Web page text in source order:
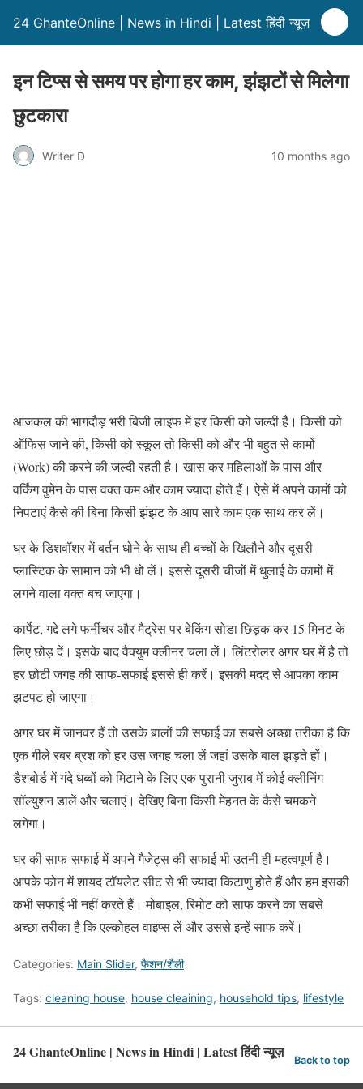
24 GhanteOnline | News in Hindi | Latest हिंदी न्यूज़
इन टिप्स से समय पर होगा हर काम, झंझटों से मिलेगा
छुटकारा
Writer D 10 months ago
आजकल की भागदौड़ भरी बिजी लाइफ में हर किसी को जल्दी है। किसी को
ऑफिस जाने की, किसी को स्कूल तो किसी को और भी बहुत से कामों
(Work) की करने की जल्दी रहती है। खास कर महिलाओं के पास और
वर्किंग वुमेन के पास वक्त कम और काम ज्यादा होते हैं। ऐसे में अपने कामों को
निपटाएं कैसे की बिना किसी झंझट के आप सारे काम एक साथ कर लें।
घर के डिशवॉशर में बर्तन धोने के साथ ही बच्चों के खिलौने और दूसरी
प्लास्टिक के सामान को भी धो लें। इससे दूसरी चीजों में धुलाई के कामों में
लगने वाला वक्त बच जाएगा।
कार्पेट, गद्दे लगे फर्नीचर और मैट्रेस पर बेकिंग सोडा छिड़क कर 15 मिनट के
लिए छोड़ दें। इसके बाद वैक्युम क्लीनर चला लें। लिंटरोलर अगर घर में है तो
हर छोटी जगह की साफ-सफाई इससे ही करें। इसकी मदद से आपका काम
झटपट हो जाएगा।
अगर घर में जानवर हैं तो उसके बालों की सफाई का सबसे अच्छा तरीका है कि
एक गीले रबर ब्रश को हर उस जगह चला लें जहां उसके बाल झड़ते हों।
डैशबोर्ड में गंदे धब्बों को मिटाने के लिए एक पुरानी जुराब में कोई क्लीनिंग
सॉल्युशन डालें और चलाएं। देखिए बिना किसी मेहनत के कैसे चमकने
लगेगा।
घर की साफ-सफाई में अपने गैजेट्स की सफाई भी उतनी ही महत्वपूर्ण है।
आपके फोन में शायद टॉयलेट सीट से भी ज्यादा किटाणु होते हैं और हम इसकी
कभी सफाई भी नहीं करते हैं। मोबाइल, रिमोट को साफ करने का सबसे
अच्छा तरीका है कि एल्कोहल वाइप्स लें और उससे इन्हें साफ करें।
Categories: Main Slider, फैशन/शैली
Tags: cleaning house, house cleaining, household tips, lifestyle
24 GhanteOnline | News in Hindi | Latest हिंदी न्यूज़ Back to top